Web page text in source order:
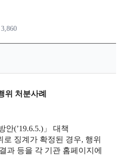
3,860
위 처분사례
안(’19.6.5.) 」 대책
로 징계가 확정된 경우, 행위
과 등을 각 기관 홈페이지에